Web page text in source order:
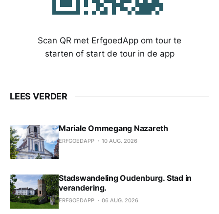
Scan QR met ErfgoedApp om tour te
starten of start de tour in de app
LEES VERDER
Mariale Ommegang Nazareth
ERFGOEDAPP 10 AUG. 2026
Stadswandeling Oudenburg. Stad in
verandering.
ERFGOEDAPP 06 AUG. 2026